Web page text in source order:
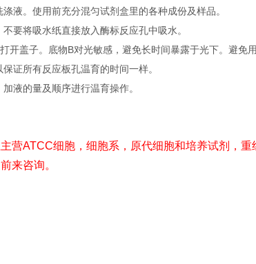
液。使用前充分混匀试剂盒里的各种成份及样品。
要将吸水纸直接放入酶标反应孔中吸水。
开盖子。底物B对光敏感，避免长时间暴露于光下。避免
证所有反应板孔温育的时间一样。
液的量及顺序进行温育操作。
营ATCC细胞，细胞系，原代细胞和培养试剂，
来咨询。